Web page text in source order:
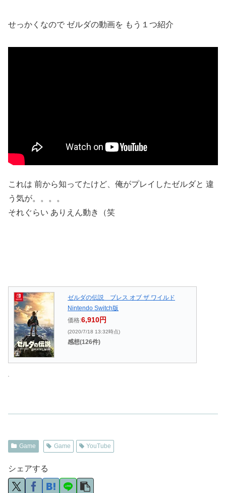
せっかくなので ゼルダの動画を もう１つ紹介
これは 前から知ってたけど、俺がプレイしたゼルダと 違
う気が。。。。
それぐらい ありえん動き（笑
ゼルダの伝説 ブレス オブ ザ ワイルド
Nintendo Switch版
価格:6,910円
(2020/7/18 13:32時点)
感想(126件)
Game Game YouTube
シェアする